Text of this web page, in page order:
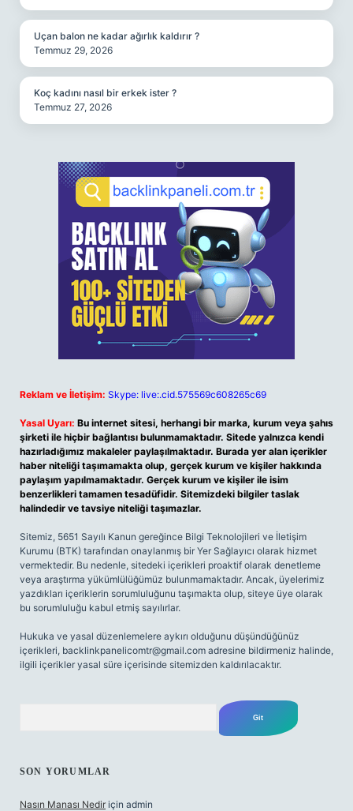
Uçan balon ne kadar ağırlık kaldırır ?
Temmuz 29, 2026
Koç kadını nasıl bir erkek ister ?
Temmuz 27, 2026
Reklam ve İletişim: Skype: live:.cid.575569c608265c69
Yasal Uyarı: Bu internet sitesi, herhangi bir marka, kurum veya şahıs
şirketi ile hiçbir bağlantısı bulunmamaktadır. Sitede yalnızca kendi
hazırladığımız makaleler paylaşılmaktadır. Burada yer alan içerikler
haber niteliği taşımamakta olup, gerçek kurum ve kişiler hakkında
paylaşım yapılmamaktadır. Gerçek kurum ve kişiler ile isim
benzerlikleri tamamen tesadüfidir. Sitemizdeki bilgiler taslak
halindedir ve tavsiye niteliği taşımazlar.
Sitemiz, 5651 Sayılı Kanun gereğince Bilgi Teknolojileri ve İletişim
Kurumu (BTK) tarafından onaylanmış bir Yer Sağlayıcı olarak hizmet
vermektedir. Bu nedenle, sitedeki içerikleri proaktif olarak denetleme
veya araştırma yükümlülüğümüz bulunmamaktadır. Ancak, üyelerimiz
yazdıkları içeriklerin sorumluluğunu taşımakta olup, siteye üye olarak
bu sorumluluğu kabul etmiş sayılırlar.
Hukuka ve yasal düzenlemelere aykırı olduğunu düşündüğünüz
içerikleri, backlinkpanelicomtr@gmail.com adresine bildirmeniz halinde,
ilgili içerikler yasal süre içerisinde sitemizden kaldırılacaktır.
SON YORUMLAR
Nasın Manası Nedir için admin